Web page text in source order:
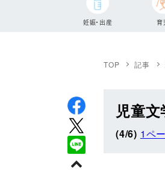
妊娠・出産 育
TOP 記事
児童
(4/6) 1ペ